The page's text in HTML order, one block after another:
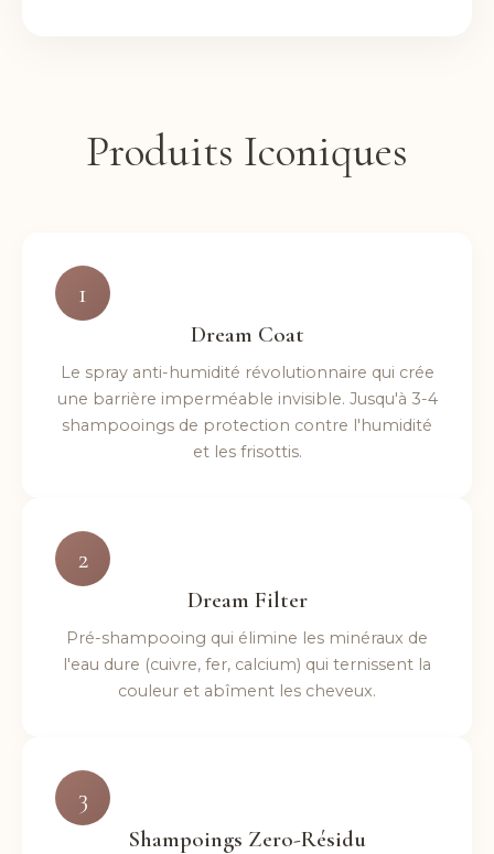
Produits Iconiques
1
Dream Coat
Le spray anti-humidité révolutionnaire qui crée
une barrière imperméable invisible. Jusqu'à 3-4
shampooings de protection contre l'humidité
et les frisottis.
2
Dream Filter
Pré-shampooing qui élimine les minéraux de
l'eau dure (cuivre, fer, calcium) qui ternissent la
couleur et abîment les cheveux.
3
Shampoings Zero-Résidu